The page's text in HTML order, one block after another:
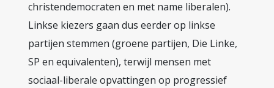
christendemocraten en met name liberalen).
Linkse kiezers gaan dus eerder op linkse
partijen stemmen (groene partijen, Die Linke,
SP en equivalenten), terwijl mensen met
sociaal-liberale opvattingen op progressief